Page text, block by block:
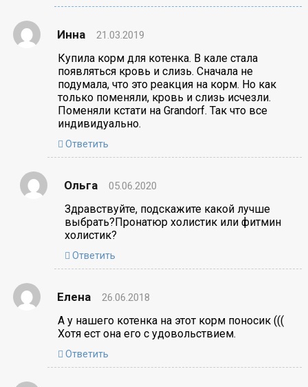
Инна 21.03.2019
Купила корм для котенка. В кале стала
появляться кровь и слизь. Сначала не
подумала, что это реакция на корм. Но как
только поменяли, кровь и слизь исчезли.
Поменяли кстати на Grandorf. Так что все
индивидуально.
Ответить
Ольга 05.06.2020
Здравствуйте, подскажите какой лучше
выбрать?Пронатюр холистик или фитмин
холистик?
Ответить
Елена 26.06.2018
А у нашего котенка на этот корм поносик (((
Хотя ест она его с удовольствием.
Ответить